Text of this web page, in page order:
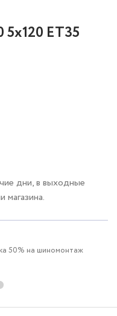
ET35
дни, в выходные
магазина.
50% на шиномонтаж